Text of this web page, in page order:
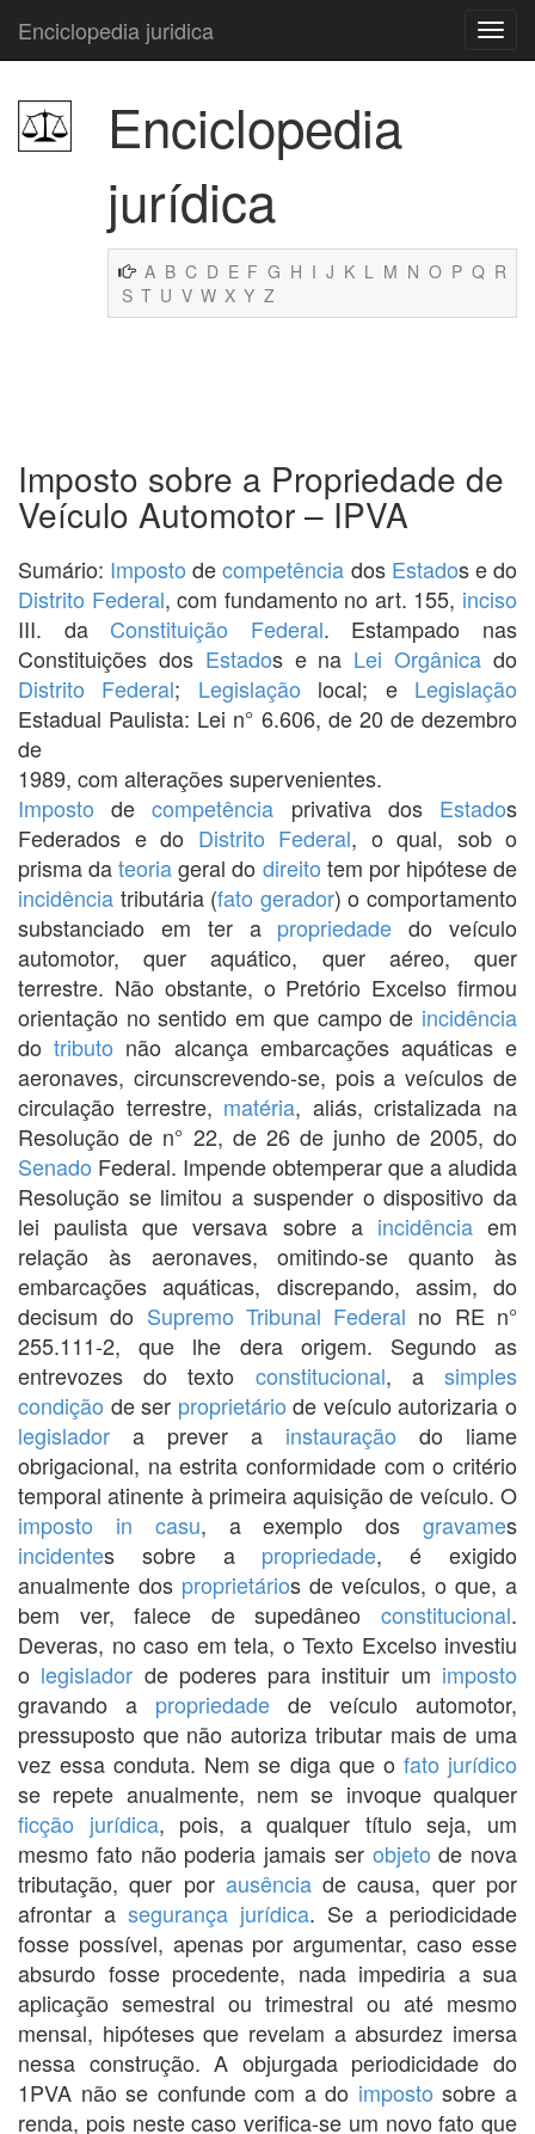
Enciclopedia juridica
Enciclopedia
jurídica
A B C D E F G H I J K L M N O P Q R
S T U V W X Y Z
Imposto sobre a Propriedade de
Veículo Automotor – IPVA
Sumário: Imposto decompetência dos Estados e do
Distrito Federal, com fundamento no art. 155, inciso
III. da Constituição Federal. Estampado nas
Constituições dos Estados e na Lei Orgânica do
Distrito Federal; Legislação local; e Legislação
Estadual Paulista: Lei n° 6.606, de 20 de dezembro
de
1989, com alterações supervenientes.
Imposto decompetência privativa dos Estados
Federados e do Distrito Federal, o qual, sob o
prisma dateoriageral do direito tem por hipótese de
incidência tributária (fato gerador) o comportamento
substanciado em ter a propriedade do veículo
automotor, quer aquático, quer aéreo, quer
terrestre. Não obstante, o Pretório Excelso firmou
orientação no sentido em que campo de incidência
dotributo não alcança embarcações aquáticas e
aeronaves, circunscrevendo-se, pois a veículos de
circulação terrestre, matéria, aliás, cristalizada na
Resolução de n° 22, de 26 de junho de 2005, do
Senado Federal. Impende obtemperar que a aludida
Resolução se limitou a suspender o dispositivo da
lei paulista que versava sobre a incidênciaem
relação às aeronaves, omitindo-se quanto às
embarcações aquáticas, discrepando, assim, do
decisum do Supremo Tribunal Federal no RE n°
255.111-2, que lhe dera origem. Segundo as
entrevozes do texto constitucional, asimples
condição de ser proprietário de veículo autorizaria o
legislador a prever a instauração do liame
obrigacional, na estrita conformidade com o critério
temporal atinente à primeira aquisição de veículo. O
imposto
in casu, a exemplo dosgravames
incidentes sobre a propriedade, é exigido
anualmente dos proprietários de veículos, o que, a
bem ver, falece de supedâneo constitucional.
Deveras, no caso em tela, o Texto Excelso investiu
o legislador de poderes para instituir um imposto
gravando a propriedade de veículo automotor,
pressuposto que não autoriza tributar mais de uma
vez essa conduta. Nem se diga que o fato jurídico
se repete anualmente, nem se invoque qualquer
ficção jurídica, pois, a qualquer título seja, um
mesmo fato não poderia jamais ser objeto de nova
tributação, quer por ausênciade causa, quer por
afrontar a segurança jurídica. Se a periodicidade
fosse possível, apenas por argumentar, caso esse
absurdo fosse procedente, nada impediria a sua
aplicação semestral ou trimestral ou até mesmo
mensal, hipóteses que revelam a absurdez imersa
nessa construção. A objurgada periodicidade do
1PVA não se confunde com a do imposto sobre a
renda, pois neste caso verifica-se um novo fato que